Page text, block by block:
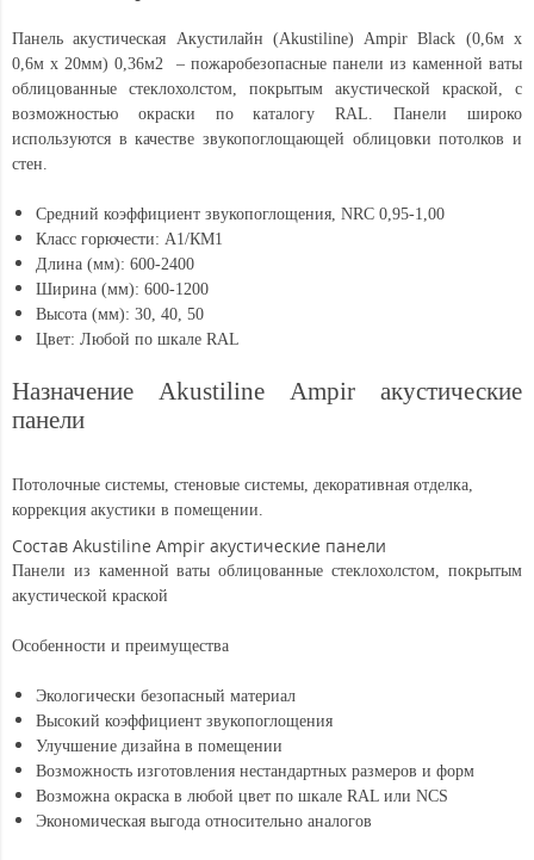
Панель акустическая Акустилайн (Akustiline) Ampir Black (0,6м х
0,6м х 20мм) 0,36м2 – пожаробезопасные панели из каменной ваты
облицованные стеклохолстом, покрытым акустической краской, с
возможностью окраски по каталогу RAL. Панели широко
используются в качестве звукопоглощающей облицовки потолков и
стен.
Средний коэффициент звукопоглощения, NRC 0,95-1,00
Класс горючести: А1/КМ1
Длина (мм): 600-2400
Ширина (мм): 600-1200
Высота (мм): 30, 40, 50
Цвет: Любой по шкале RAL
Назначение Akustiline Ampir акустические
панели
Потолочные системы, стеновые системы, декоративная отделка,
коррекция акустики в помещении.
Состав Akustiline Ampir акустические панели
Панели из каменной ваты облицованные стеклохолстом, покрытым
акустической краской
Особенности и преимущества
Экологически безопасный материал
Высокий коэффициент звукопоглощения
Улучшение дизайна в помещении
Возможность изготовления нестандартных размеров и форм
Возможна окраска в любой цвет по шкале RAL или NCS
Экономическая выгода относительно аналогов